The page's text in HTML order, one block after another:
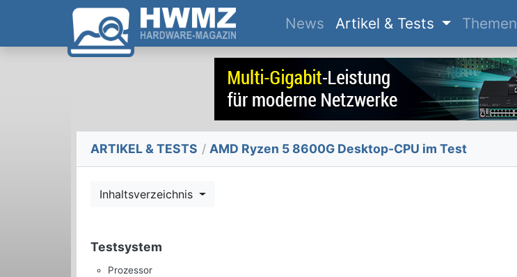
News(current)
Artikel & Tests Themen
ARTIKEL & TESTS / AMD Ryzen 5 8600G Desktop-CPU im Test
Inhaltsverzeichnis
Testsystem
Prozessor